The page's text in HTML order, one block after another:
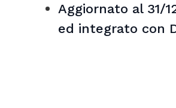
Aggiornato al 31/
ed integrato con